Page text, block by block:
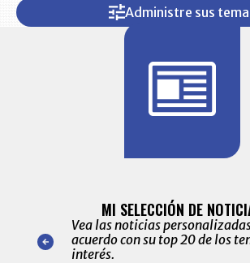
Administre sus
nuestro
para
MI SELECCIÓN DE
Vea las noticias
acuerdo con su top 20 de los
interés.